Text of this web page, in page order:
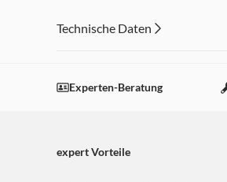
Technische Daten
Experten-Beratung
expert Vorteile